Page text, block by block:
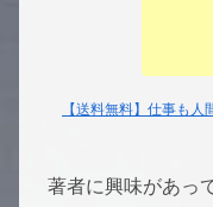
【送料無料】仕事も
著者に興味があっ